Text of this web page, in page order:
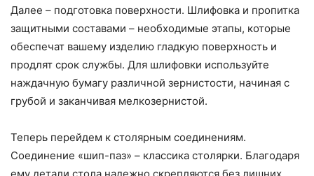
Далее – подготовка поверхности. Шлифовка и пропитка
защитными составами – необходимые этапы, которые
обеспечат вашему изделию гладкую поверхность и
продлят срок службы. Для шлифовки используйте
наждачную бумагу различной зернистости, начиная с
грубой и заканчивая мелкозернистой.
Теперь перейдем к столярным соединениям.
Соединение «шип-паз» – классика столярки. Благодаря